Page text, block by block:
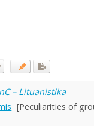
– Lituanistika
[Peculiarities of